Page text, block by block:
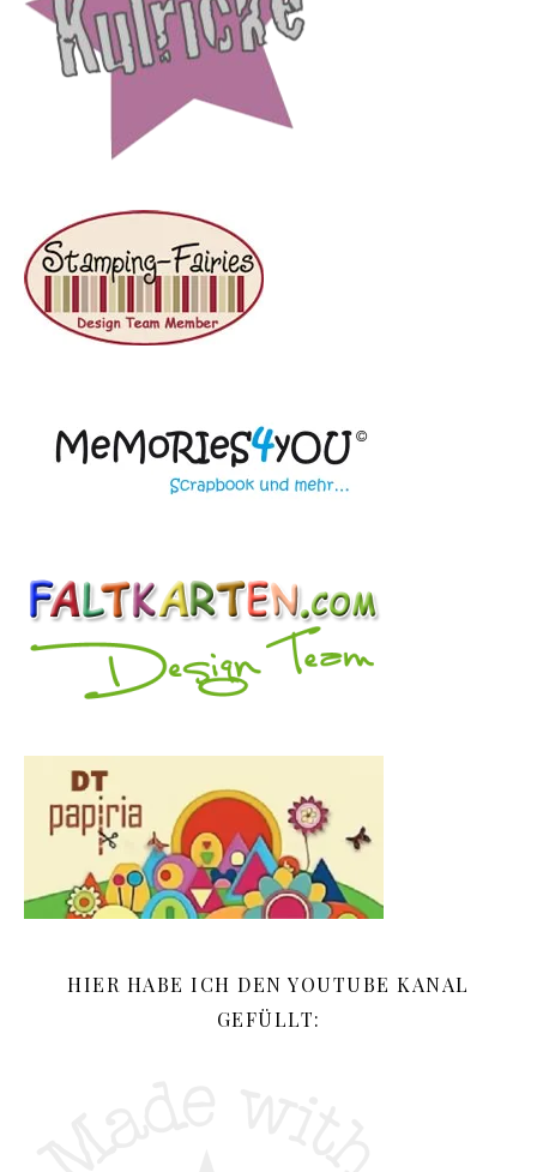
HIER HABE ICH DEN YOUTUBE KANAL
GEFÜLLT: